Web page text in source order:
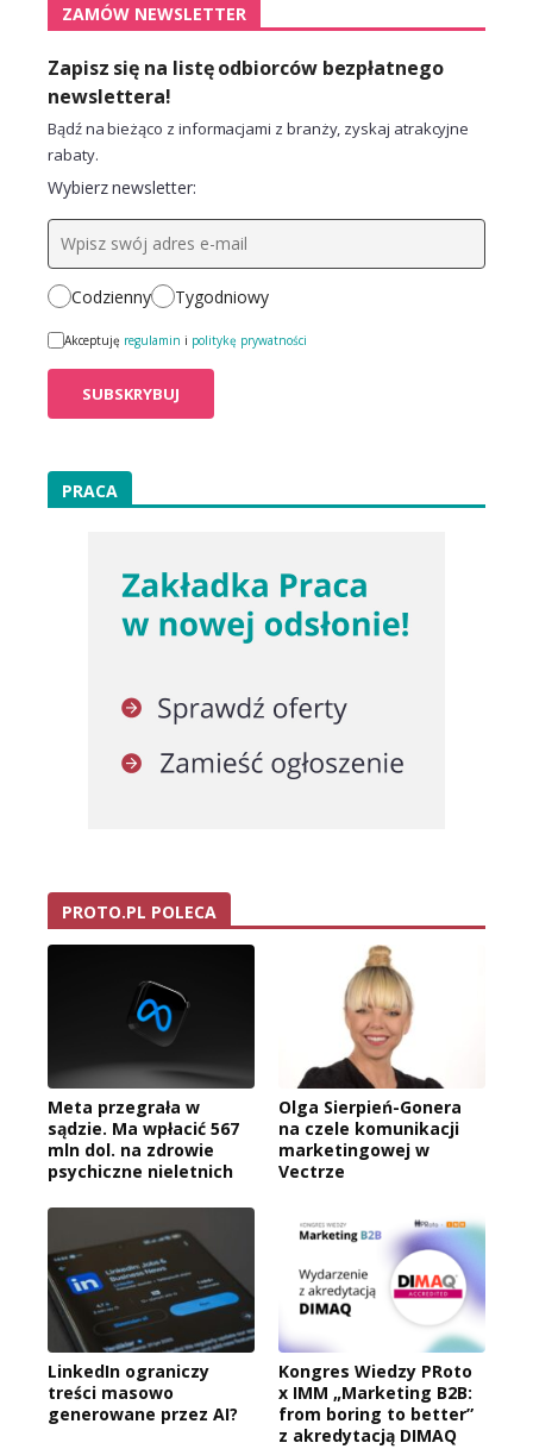
ZAMÓW NEWSLETTER
Zapisz się na listę odbiorców bezpłatnego
newslettera!
Bądź na bieżąco z informacjami z branży, zyskaj atrakcyjne
rabaty.
Wybierz newsletter:
Codzienny Tygodniowy
Akceptuję regulamin i politykę prywatności
PRACA
PROTO.PL POLECA
Meta przegrała w
sądzie. Ma wpłacić 567
mln dol. na zdrowie
psychiczne nieletnich
Olga Sierpień-Gonera
na czele komunikacji
marketingowej w
Vectrze
LinkedIn ograniczy
treści masowo
generowane przez AI?
Kongres Wiedzy PRoto
x IMM „Marketing B2B:
from boring to better”
z akredytacją DIMAQ